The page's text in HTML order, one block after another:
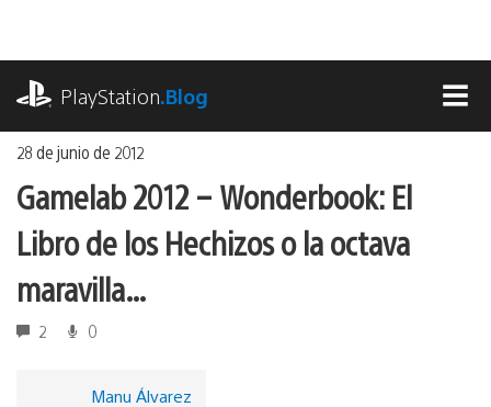
contenido
PlayStation.Blog
28 de junio de 2012
Gamelab 2012 – Wonderbook: El
Libro de los Hechizos o la octava
maravilla…
2 0
Manu Álvarez